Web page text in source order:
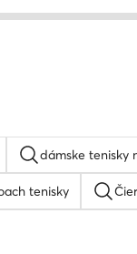
dámske tenisky
tenisky